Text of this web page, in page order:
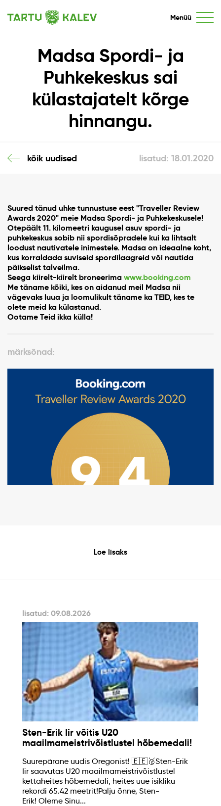
Menüü
Madsa Spordi- ja
Puhkekeskus sai
külastajatelt kõrge
hinnangu.
kõik uudised lisatud: 18.01.2020
Suured tänud uhke tunnustuse eest "Traveller Review
Awards 2020" meie Madsa Spordi- ja Puhkekeskusele!
Otepäält 11. kilomeetri kaugusel asuv spordi- ja
puhkekeskus sobib nii spordisõpradele kui ka lihtsalt
loodust nautivatele inimestele. Madsa on ideaalne koht,
kus korraldada suviseid spordilaagreid või nautida
päikselist talveilma.
Seega kiirelt-kiirelt broneerimawww.booking.com
Me täname kõiki, kes on aidanud meil Madsa nii
vägevaks luua ja loomulikult täname ka TEID, kes te
olete meid ka külastanud.
Ootame Teid ikka külla!
märksõnad:
Loe lisaks
lisatud: 09.08.2026
Sten-Erik Iir võitis U20
maailmameistrivõistlustel hõbemedali!
Suurepärane uudis Oregonist! 🇪🇪🥈Sten-Erik
Iir saavutas U20 maailmameistrivõistlustel
kettaheites hõbemedali, heites uue isikliku
rekordi 65.42 meetrit!Palju õnne, Sten-
Erik! Oleme Sinu...